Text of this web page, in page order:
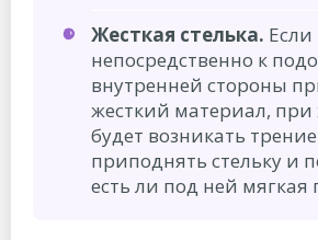
Жесткая стелька. Если
непосредственно к
внутренней стороны
жесткий материал, при
будет возникать
приподнять стельку и
есть ли под ней мягкая